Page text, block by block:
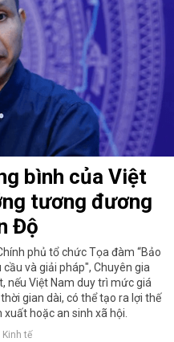
bình của Việt
tương đương
Độ
phủ tổ chức Tọa đàm “Bảo
và giải pháp", Chuyên gia
nếu Việt Nam duy trì mức giá
gian dài, có thể tạo ra lợi thế
hoặc an sinh xã hội.
tế